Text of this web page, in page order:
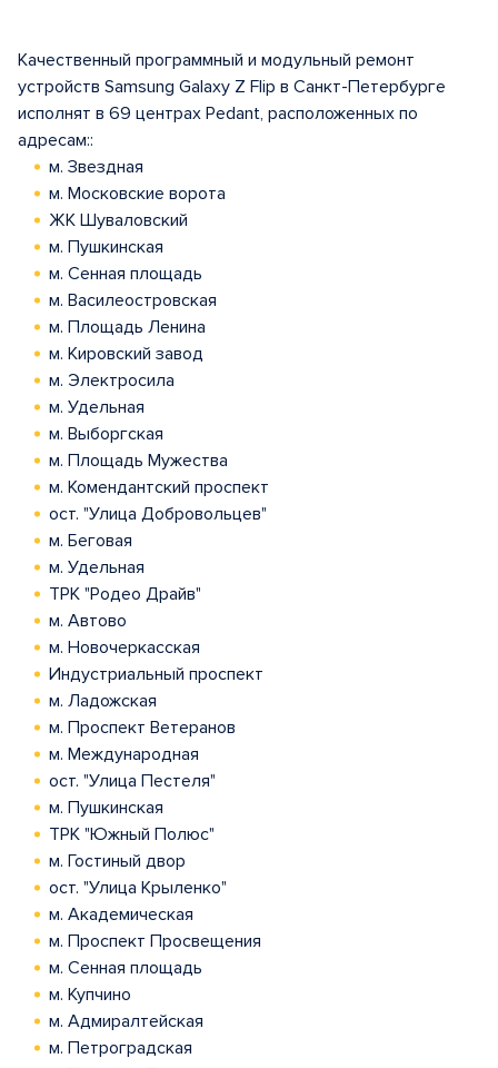
Качественный программный и модульный ремонт
устройств Samsung Galaxy Z Flip в Санкт-Петербурге
исполнят в 69 центрах Pedant, расположенных по
адресам::
м. Звездная
м. Московские ворота
ЖК Шуваловский
м. Пушкинская
м. Сенная площадь
м. Василеостровская
м. Площадь Ленина
м. Кировский завод
м. Электросила
м. Удельная
м. Выборгская
м. Площадь Мужества
м. Комендантский проспект
ост. "Улица Добровольцев"
м. Беговая
м. Удельная
ТРК "Родео Драйв"
м. Автово
м. Новочеркасская
Индустриальный проспект
м. Ладожская
м. Проспект Ветеранов
м. Международная
ост. "Улица Пестеля"
м. Пушкинская
ТРК "Южный Полюс"
м. Гостиный двор
ост. "Улица Крыленко"
м. Академическая
м. Проспект Просвещения
м. Сенная площадь
м. Купчино
м. Адмиралтейская
м. Петроградская